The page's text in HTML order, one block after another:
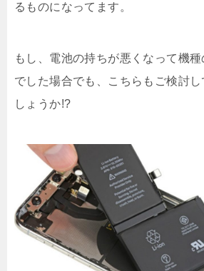
るものになってます。
もし、電池の持ちが悪くなって機種
でした場合でも、こちらもご検討
しょうか!?